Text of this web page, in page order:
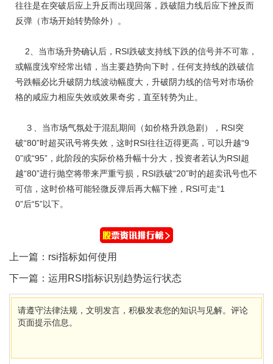
往往是在突破后应上升反而出现回落，跌破阻力线后应下挫反而
反弹（市场开始转势除外）。
2、当市场升势确认后，RSI跌破支持线下跌的信号并不可靠，
或幅度浅窄经常出错，当主要趋势向下时，任何支持线的跌破信
号跌幅必比升破阴力线波动幅度大，升破阴力线的信号对市场价
格的咸应力相应失效或效果奇劣，直至转势为止。
３、当市场气氛处于混乱期间（如价格升跌急剧），RSI突
破“80”时超买讯号将失效，这时RSI往往迈得更高，可以升越“9
0”或“95”，此阶段的实际价格升幅十分大，投资者若认为RSI超
越“80”进行抛空将带来严重亏损，RSI跌破“20”时的超卖讯号也不
可信，这时价格可能轻微反弹后再大幅下挫，RSI可走“1
0”后“5”以下。
上一篇： rsi指标如何使用
下一篇： 运用RSI指标识别趋势运行状态
请遵守法律法规，文明发言，积极发表您的知识与见解。评论
页面提示信息。